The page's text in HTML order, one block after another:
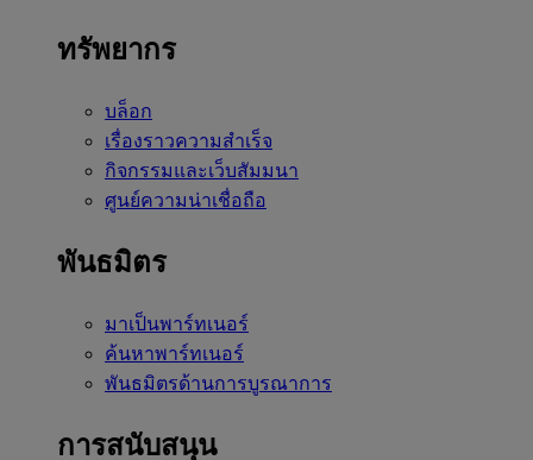
ทรัพยากร
บล็อก
เรื่องราวความสำเร็จ
กิจกรรมและเว็บสัมมนา
ศูนย์ความน่าเชื่อถือ
พันธมิตร
มาเป็นพาร์ทเนอร์
ค้นหาพาร์ทเนอร์
พันธมิตรด้านการบูรณาการ
การสนับสนุน